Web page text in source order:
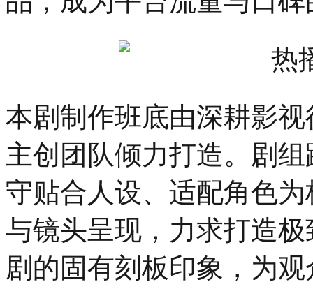
本剧制作班底由深耕影
主创团队倾力打造。剧
守贴合人设、适配角色
与镜头呈现，力求打造
剧的固有刻板印象，为